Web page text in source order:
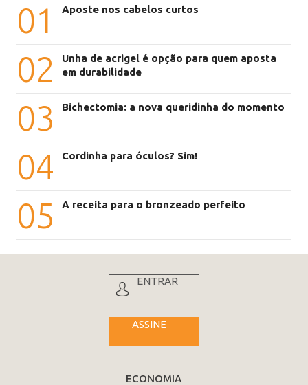
01 Aposte nos cabelos curtos
02
Unha de acrigel é opção para quem aposta
em durabilidade
03 Bichectomia: a nova queridinha do momento
04 Cordinha para óculos? Sim!
05 A receita para o bronzeado perfeito
ENTRAR
ASSINE
ECONOMIA